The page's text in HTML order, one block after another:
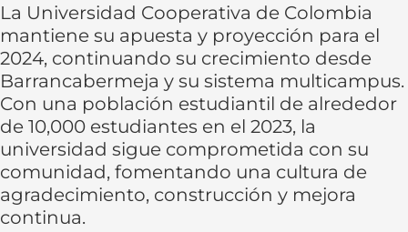
La Universidad Cooperativa de Colombia
mantiene su apuesta y proyección para el
2024, continuando su crecimiento desde
Barrancabermeja y su sistema multicampus.
Con una población estudiantil de alrededor
de 10,000 estudiantes en el 2023, la
universidad sigue comprometida con su
comunidad, fomentando una cultura de
agradecimiento, construcción y mejora
continua.